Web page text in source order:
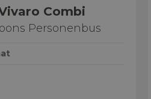
Combi
Personenbus